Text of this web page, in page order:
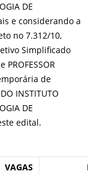
DE
e considerando a
no 7.312/10,
Simplificado
de
INSTITUTO
DE
edital.
VAGAS